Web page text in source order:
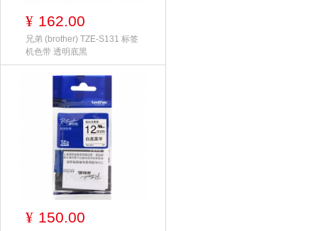
¥ 162.00
兄弟 (brother) TZE-S131 标签
机色带 透明底黑
¥ 150.00